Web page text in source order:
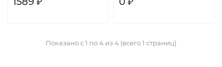
Показано с 1 по 4 из 4 (всего 1 страниц)